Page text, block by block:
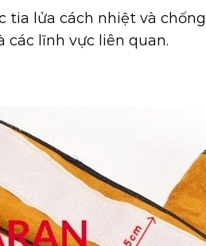
tia lửa cách nhiệt và
các lĩnh vực liên quan.